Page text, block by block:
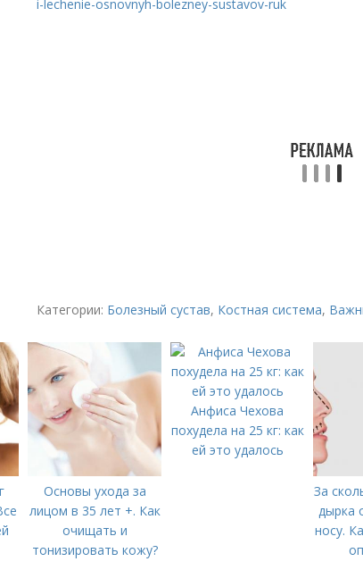
i-lechenie-osnovnyh-bolezney-sustavov-ruk
Категории: Болезный сустав, Костная система,
Основы ухода за
лицом в 35 лет +. Как
очищать и
тонизировать кожу?
Анфиса Чехова
похудела на 25 кг: как
ей это удалось
За
дырка
носу.